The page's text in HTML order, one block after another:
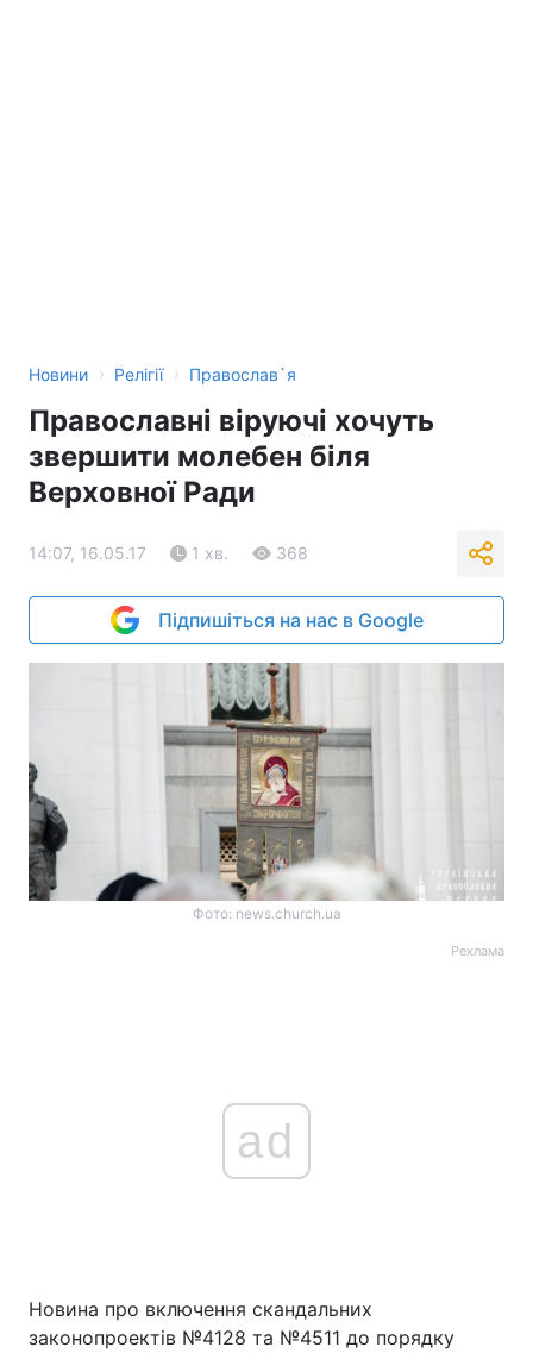
Новини › Релігії › Православ`я
Православні віруючі хочуть
звершити молебен біля
Верховної Ради
14:07, 16.05.17 1 хв. 368
Підпишіться на нас в Google
Фото: news.church.ua
Реклама
ad
Новина про включення скандальних
законопроектів №4128 та №4511 до порядку